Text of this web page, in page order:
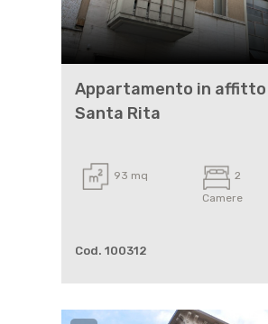
Appartamento in affitto
Santa Rita
93 mq
2
Camere
Cod. 100312